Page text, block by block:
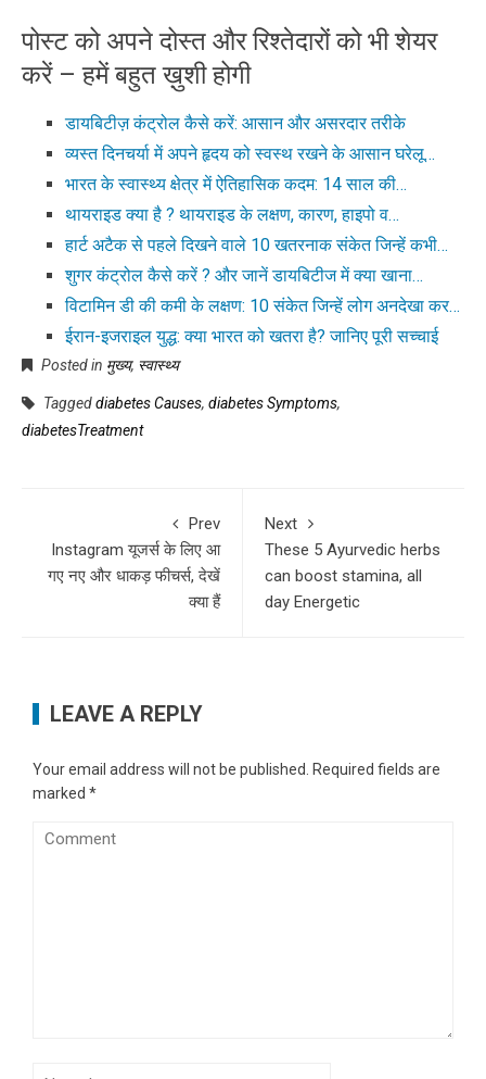
पोस्ट को अपने दोस्त और रिश्तेदारों को भी शेयर
करें – हमें बहुत ख़ुशी होगी
डायबिटीज़ कंट्रोल कैसे करें: आसान और असरदार तरीके
व्यस्त दिनचर्या में अपने हृदय को स्वस्थ रखने के आसान घरेलू…
भारत के स्वास्थ्य क्षेत्र में ऐतिहासिक कदम: 14 साल की…
थायराइड क्या है ? थायराइड के लक्षण, कारण, हाइपो व…
हार्ट अटैक से पहले दिखने वाले 10 खतरनाक संकेत जिन्हें कभी…
शुगर कंट्रोल कैसे करें ? और जानें डायबिटीज में क्या खाना…
विटामिन डी की कमी के लक्षण: 10 संकेत जिन्हें लोग अनदेखा कर…
ईरान-इजराइल युद्ध: क्या भारत को खतरा है? जानिए पूरी सच्चाई
Posted in मुख्य, स्वास्थ्य
Taggeddiabetes Causes, diabetes Symptoms,
diabetesTreatment
Prev
Instagram यूजर्स के लिए आ
गए नए और धाकड़ फीचर्स, देखें
क्या हैं
Next
These 5 Ayurvedic herbs
can boost stamina, all
day Energetic
LEAVE A REPLY
Your email address will not be published.
Required fields are
marked *